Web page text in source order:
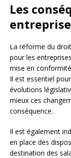
Les
La réforme du
pour les
mise en
Il est essentiel
évolutions
mieux ces
conséquence.
Il est également
en place des
destination des